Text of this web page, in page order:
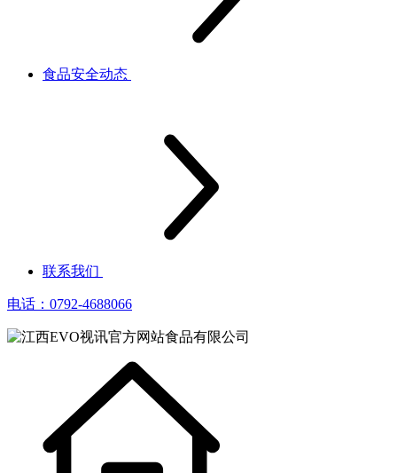
食品安全动态
联系我们
电话：0792-4688066